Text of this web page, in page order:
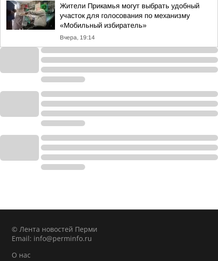
Жители Прикамья могут выбрать удобный
участок для голосования по механизму
«Мобильный избиратель»
Вчера, 19:14
© Лента новостей Перми
Email: info@perminfo.ru
О нас